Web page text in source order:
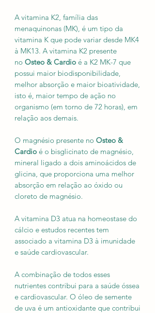
A vitamina K2, família das
menaquinonas (MK), é um tipo da
vitamina K que pode variar desde MK4
à MK13. A vitamina K2 presente
no Osteo & Cardio é a K2 MK-7 que
possui maior biodisponibilidade,
melhor absorção e maior bioatividade,
isto é, maior tempo de ação no
organismo (em torno de 72 horas), em
relação aos demais.
O magnésio presente no Osteo &
Cardio é o bisglicinato de magnésio,
mineral ligado a dois aminoácidos de
glicina, que proporciona uma melhor
absorção em relação ao óxido ou
cloreto de magnésio.
A vitamina D3 atua na homeostase do
cálcio e estudos recentes tem
associado a vitamina D3 à imunidade
e saúde cardiovascular.
A combinação de todos esses
nutrientes contribui para a saúde óssea
e cardiovascular. O óleo de semente
de uva é um antioxidante que contribui